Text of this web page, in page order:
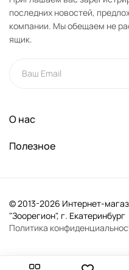
последних новостей,
компании. Мы обещаем не
ящик.
О нас
Полезное
© 2013-2026 Интернет-
"Зоорегион", г. Екатеринбург
Политика